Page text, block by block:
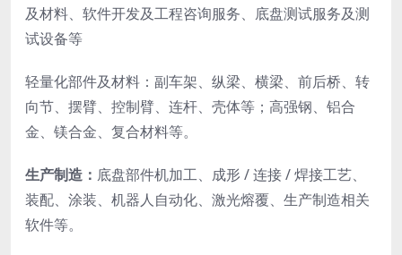
及材料、软件开发及工程咨询服务、底盘测试服务及测
试设备等
轻量化部件及材料：副车架、纵梁、横梁、前后桥、转
向节、摆臂、控制臂、连杆、壳体等；高强钢、铝合
金、镁合金、复合材料等。
生产制造： 底盘部件机加工、成形 / 连接 / 焊接工艺、
装配、涂装、机器人自动化、激光熔覆、生产制造相关
软件等。